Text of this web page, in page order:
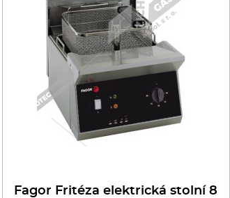
Fagor Fritéza elektrická stolní 8